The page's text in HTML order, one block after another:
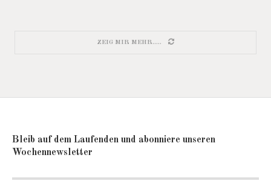
ZEIG MIR MEHR.....
Bleib auf dem Laufenden und abonniere unseren
Wochennewsletter